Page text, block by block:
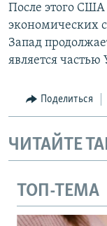
После этого
экономических
Запад
является
Поделиться
ЧИТАЙТЕ
ТОП-ТЕМА